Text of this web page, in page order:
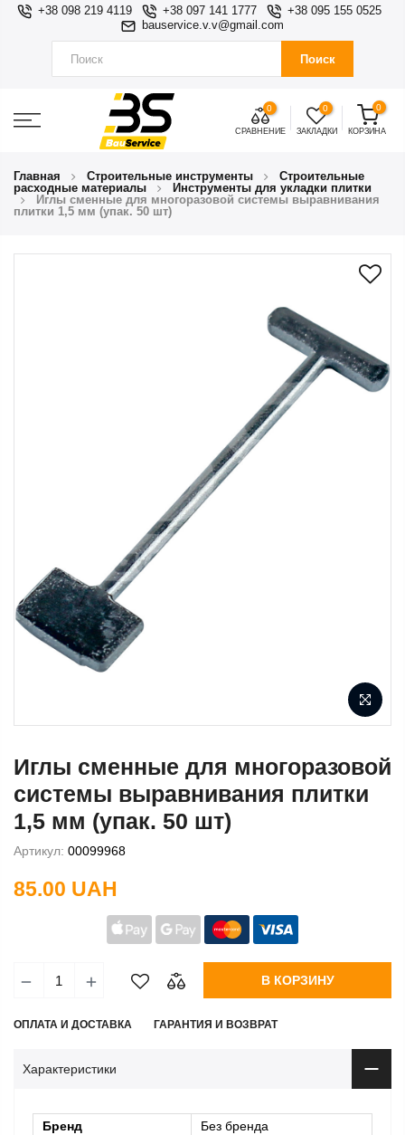
+38 098 219 4119 +38 097 141 1777
+38 095 155 0525
bauservice.v.v@gmail.com
Поиск
0
СРАВНЕНИЕ
0
ЗАКЛАДКИ
0
КОРЗИНА
Главная Строительные инструменты
Строительные
расходные материалы
Инструменты для укладки плитки
Иглы сменные для многоразовой системы выравнивания
плитки 1,5 мм (упак. 50 шт)
Иглы сменные для многоразовой
системы выравнивания плитки
1,5 мм (упак. 50 шт)
Артикул: 00099968
85.00 UAH
В КОРЗИНУ
ОПЛАТА И ДОСТАВКА ГАРАНТИЯ И ВОЗВРАТ
Характеристики
Бренд
Без бренда